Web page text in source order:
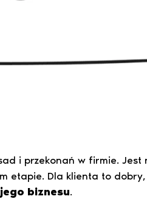
i przekonań w firmie. Jest
etapie. Dla klienta to
biznesu.